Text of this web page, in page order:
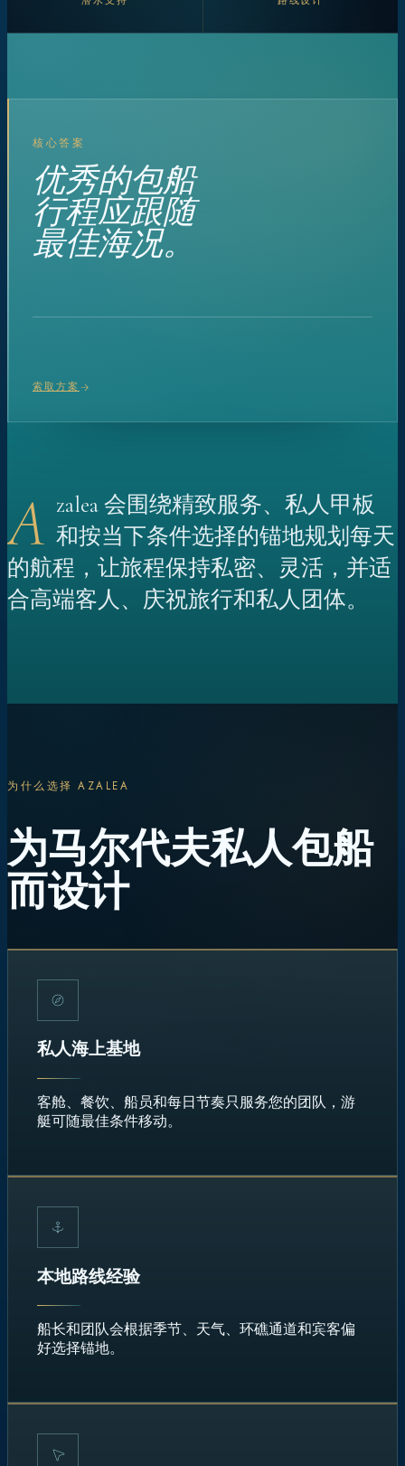
核心答案
优秀的包船
行程应跟随
最佳海况。
索取方案
A zalea 会围绕精致服务、私人甲板
和按当下条件选择的锚地规划每天
的航程，让旅程保持私密、灵活，并适
合高端客人、庆祝旅行和私人团体。
为什么选择 AZALEA
为马尔代夫私人包船
而设计
私人海上基地
客舱、餐饮、船员和每日节奏只服务您的团队，游
艇可随最佳条件移动。
本地路线经验
船长和团队会根据季节、天气、环礁通道和宾客偏
好选择锚地。